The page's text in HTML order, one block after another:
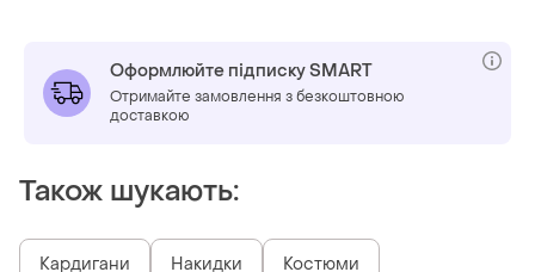
Оформлюйте підписку SMART
Отримайте замовлення з безкоштовною
доставкою
Також шукають:
Кардигани Накидки Костюми